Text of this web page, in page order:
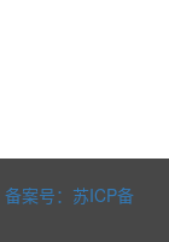
备案号：苏ICP备